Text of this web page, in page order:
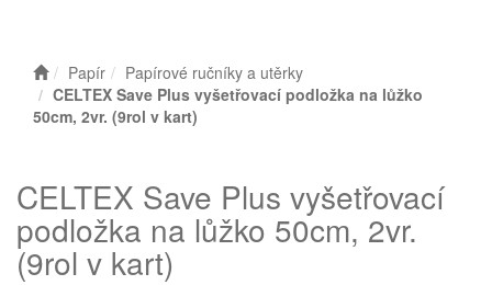
Papír
Papírové ručníky a utěrky
CELTEX Save Plus vyšetřovací podložka na lůžko
50cm, 2vr. (9rol v kart)
CELTEX Save Plus vyšetřovací
podložka na lůžko 50cm, 2vr.
(9rol v kart)